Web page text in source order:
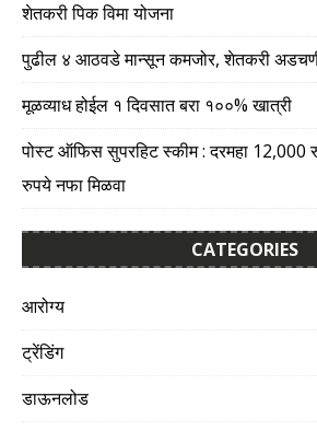
शेतकरी पिक विमा योजना
पुढील ४ आठवडे मान्सून कमजोर, शेतकरी
मूळव्याध होईल १ दिवसात बरा १००% खात्री
पोस्ट ऑफिस सुपरहिट स्कीम : दरमहा 12,000
रुपये नफा मिळवा
CATEGORIES
आरोग्य
ट्रेंडिंग
डाऊनलोड